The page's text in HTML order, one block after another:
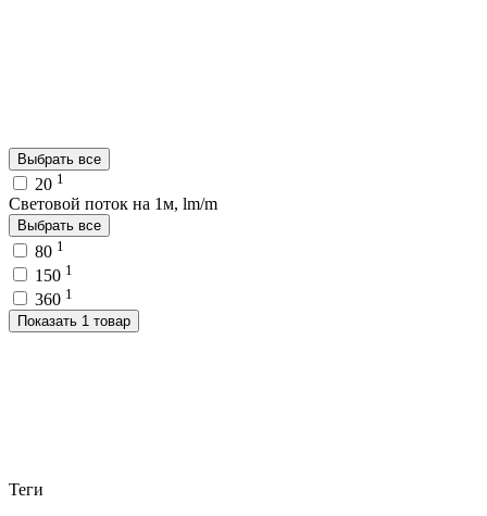
Выбрать все
20 1
Световой поток на 1м, lm/m
Выбрать все
80 1
150 1
360 1
Показать 1 товар
Теги